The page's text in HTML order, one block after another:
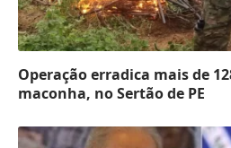
Operação erradica mais de
maconha, no Sertão de PE